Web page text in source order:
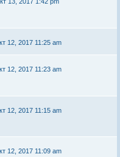
13, 2017 1:42 pm
12, 2017 11:25 am
12, 2017 11:23 am
12, 2017 11:15 am
12, 2017 11:09 am